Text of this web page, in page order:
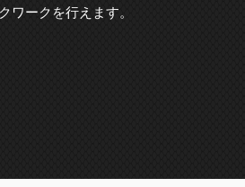
ワークを行えます。